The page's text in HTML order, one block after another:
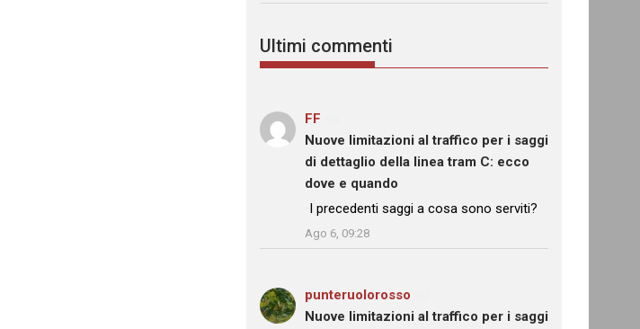
Ultimi commenti
FF
Nuove limitazioni al traffico per i saggi
di dettaglio della linea tram C: ecco
dove e quando
: “I precedenti saggi a cosa sono serviti?
Ago 6, 09:28
punteruolorosso
Nuove limitazioni al traffico per i saggi